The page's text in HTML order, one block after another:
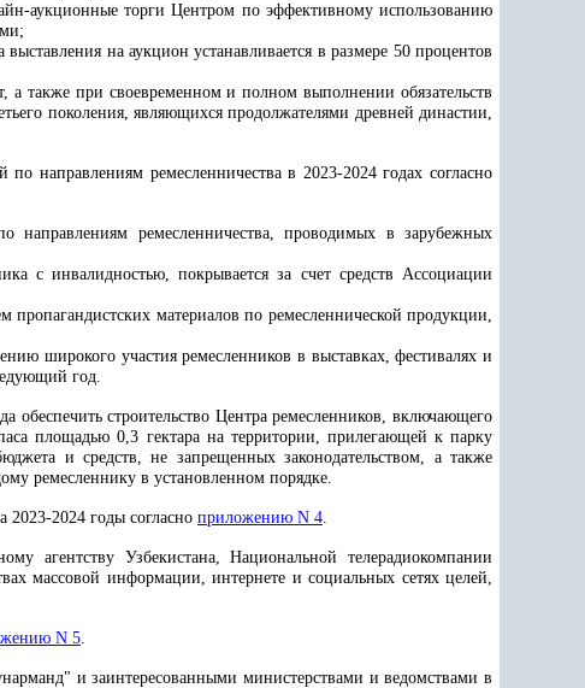
аукционные торги Центром по эффективному использованию
на аукцион устанавливается в размере 50 процентов
а также при своевременном и полном выполнении обязательств
поколения, являющихся продолжателями древней династии,
направлениям ремесленничества в 2023-2024 годах согласно
ремесленничества, проводимых в зарубежных
с инвалидностью, покрывается за счет средств Ассоциации
материалов по ремесленнической продукции,
широкого участия ремесленников в выставках, фестивалях и
год.
строительство Центра ремесленников, включающего
площадью 0,3 гектара на территории, прилегающей к парку
и средств, не запрещенных законодательством, а также
ремесленнику в установленном порядке.
2024 годы согласно приложению N 4.
агентству Узбекистана, Национальной телерадиокомпании
массовой информации, интернете и социальных сетях целей,
N 5.
и заинтересованными министерствами и ведомствами в